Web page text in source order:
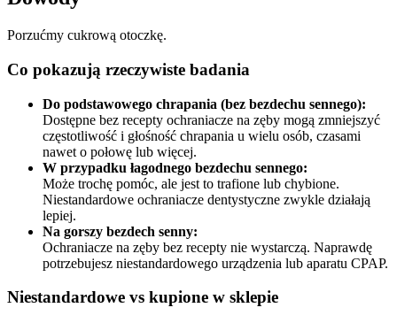
Porzućmy cukrową otoczkę.
Co pokazują rzeczywiste badania
Do podstawowego chrapania (bez bezdechu sennego):
Dostępne bez recepty ochraniacze na zęby mogą zmniejszyć
częstotliwość i głośność chrapania u wielu osób, czasami
nawet o połowę lub więcej.
W przypadku łagodnego bezdechu sennego:
Może trochę pomóc, ale jest to trafione lub chybione.
Niestandardowe ochraniacze dentystyczne zwykle działają
lepiej.
Na gorszy bezdech senny:
Ochraniacze na zęby bez recepty nie wystarczą. Naprawdę
potrzebujesz niestandardowego urządzenia lub aparatu CPAP.
Niestandardowe vs kupione w sklepie